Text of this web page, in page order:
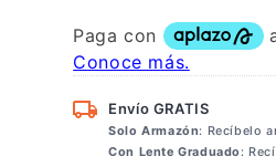
Envío GRATIS
Solo Armazón: Recíbelo
Con Lente Graduado: